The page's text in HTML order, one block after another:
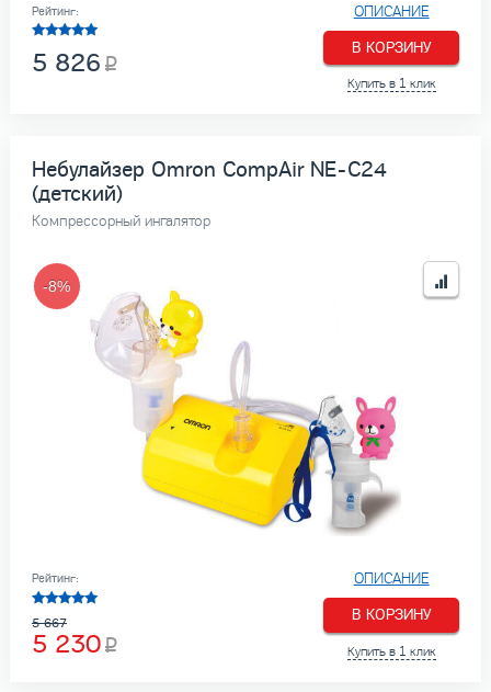
ОПИСАНИЕ
В КОРЗИНУ
Купить в 1 клик
Рейтинг:
5 826
Небулайзер Omron CompAir NE-C24
(детский)
Компрессорный ингалятор
-8%
ОПИСАНИЕ
В КОРЗИНУ
Купить в 1 клик
Рейтинг:
5 667
5 230